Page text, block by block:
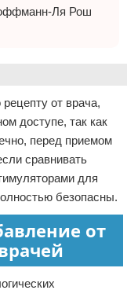
Ля Рош
от врача,
доступе, так как
перед приемом
сравнивать
для
безопасны.
от